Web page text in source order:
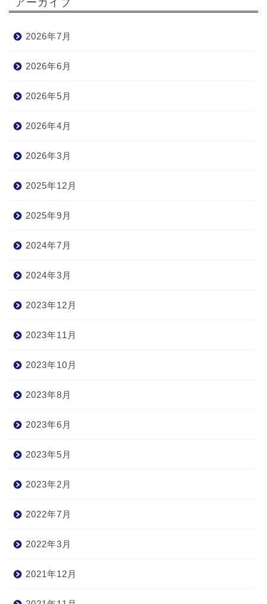
2026年7月
2026年6月
2026年5月
2026年4月
2026年3月
2025年12月
2025年9月
2024年7月
2024年3月
2023年12月
2023年11月
2023年10月
2023年8月
2023年6月
2023年5月
2023年2月
2022年7月
2022年3月
2021年12月